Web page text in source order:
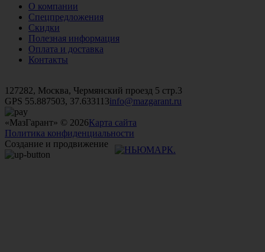
О компании
Спецпредложения
Скидки
Полезная информация
Оплата и доставка
Контакты
127282, Москва, Чермянский проезд 5 стр.3
GPS 55.887503, 37.633113info@mazgarant.ru
«МазГарант» © 2026Карта сайта
Политика конфиденциальности
Создание и продвижение